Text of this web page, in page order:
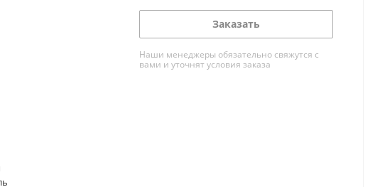
Заказать
Наши менеджеры обязательно свяжутся с
вами и уточнят условия заказа